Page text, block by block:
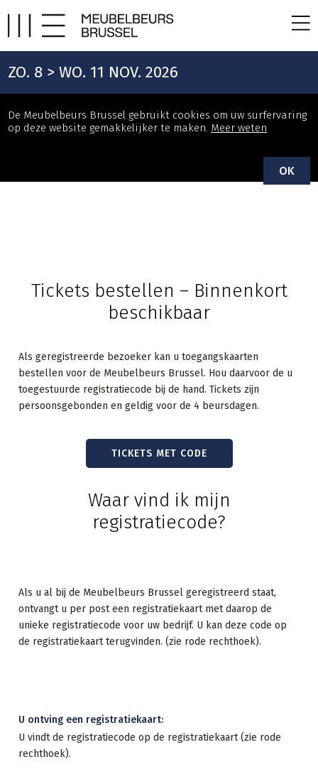
ZO. 8 > WO. 11 NOV. 2026
De Meubelbeurs Brussel gebruikt cookies om uw surfervaring
op deze website gemakkelijker te maken. Meer weten
OK
Tickets bestellen – Binnenkort
beschikbaar
Als geregistreerde bezoeker kan u toegangskaarten
bestellen voor de Meubelbeurs Brussel. Hou daarvoor de u
toegestuurde registratiecode bij de hand. Tickets zijn
persoonsgebonden en geldig voor de 4 beursdagen.
TICKETS MET CODE
Waar vind ik mijn
registratiecode?
Als u al bij de Meubelbeurs Brussel geregistreerd staat,
ontvangt u per post een registratiekaart met daarop de
unieke registratiecode voor uw bedrijf. U kan deze code op
de registratiekaart terugvinden. (zie rode rechthoek).
U ontving een registratiekaart:
U vindt de registratiecode op de registratiekaart (zie rode
rechthoek).